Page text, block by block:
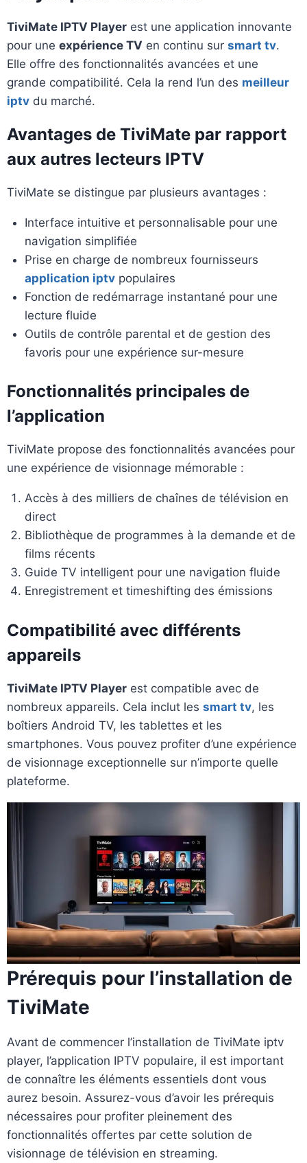
TiviMate IPTV Player est une application innovante
pour une expérience TV en continu sur smart tv.
Elle offre des fonctionnalités avancées et une
grande compatibilité. Cela la rend l’un des meilleur
iptv du marché.
Avantages de TiviMate par rapport
aux autres lecteurs IPTV
TiviMate se distingue par plusieurs avantages :
Interface intuitive et personnalisable pour une
navigation simplifiée
Prise en charge de nombreux fournisseurs
application iptvpopulaires
Fonction de redémarrage instantané pour une
lecture fluide
Outils de contrôle parental et de gestion des
favoris pour une expérience sur-mesure
Fonctionnalités principales de
l’application
TiviMate propose des fonctionnalités avancées pour
une expérience de visionnage mémorable :
Accès à des milliers de chaînes de télévision en
direct
Bibliothèque de programmes à la demande et de
films récents
Guide TV intelligent pour une navigation fluide
Enregistrement et timeshifting des émissions
Compatibilité avec différents
appareils
TiviMate IPTV Player est compatible avec de
nombreux appareils. Cela inclut les smart tv, les
boîtiers Android TV, les tablettes et les
smartphones. Vous pouvez profiter d’une expérience
de visionnage exceptionnelle sur n’importe quelle
plateforme.
Prérequis pour l’installation de
TiviMate
Avant de commencer l’installation de TiviMate iptv
player, l’application IPTV populaire, il est important
de connaître les éléments essentiels dont vous
aurez besoin. Assurez-vous d’avoir les prérequis
nécessaires pour profiter pleinement des
fonctionnalités offertes par cette solution de
visionnage de télévision en streaming.